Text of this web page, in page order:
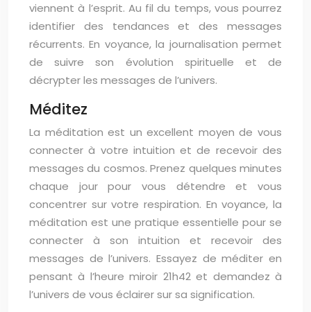
viennent à l’esprit. Au fil du temps, vous pourrez
identifier des tendances et des messages
récurrents. En voyance, la journalisation permet
de suivre son évolution spirituelle et de
décrypter les messages de l’univers.
Méditez
La méditation est un excellent moyen de vous
connecter à votre intuition et de recevoir des
messages du cosmos. Prenez quelques minutes
chaque jour pour vous détendre et vous
concentrer sur votre respiration. En voyance, la
méditation est une pratique essentielle pour se
connecter à son intuition et recevoir des
messages de l’univers. Essayez de méditer en
pensant à l’heure miroir 21h42 et demandez à
l’univers de vous éclairer sur sa signification.